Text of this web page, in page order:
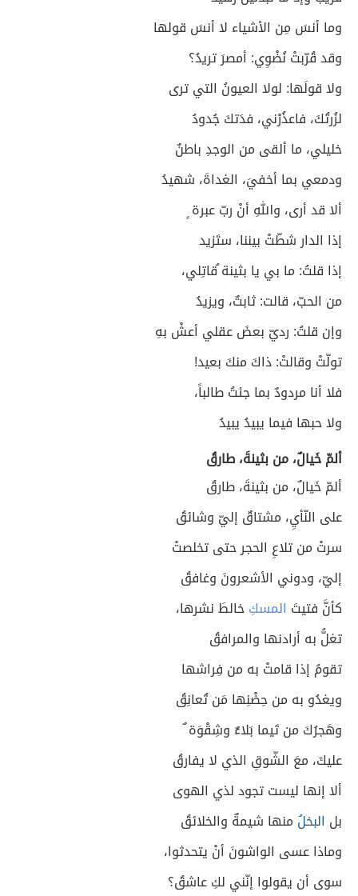
وما أنسَ مِن الأشياء لا أنسَ قولها
وقد قُرّبتْ نُضْوِي: أمصرَ تريدُ؟
ولا قولَها: لولا العيونُ التي ترى
لزُرتُكَ، فاعذُرْني، فدَتكَ جُدودُ
خليلي، ما ألقى من الوجدِ باطنٌ
ودمعي بما أخفيَ، الغداةَ، شهيدُ
ألا قد أرى، واللهِ أنْ ربّ عبرة ٍ
إذا الدار شطّتْ بيننا، ستَزيد
إذا قلتُ: ما بي يا بثينة ُقاتِلي،
من الحبّ، قالت: ثابتٌ، ويزيدُ
وإن قلتُ: رديّ بعضَ عقلي أعشْ بهِ
تولّتْ وقالتْ: ذاكَ منكَ بعيد!
فلا أنا مردودٌ بما جئتُ طالباً،
ولا حبها فيما يبيدُ يبيدُ
ألمّ خَيالٌ، من بثينةَ، طارقُ
ألمّ خَيالٌ، من بثينةَ، طارقُ
على النّأيِ، مشتاقٌ إليّ وشائقُ
سرتْ من تلاعِ الحجر حتى تخلصتْ
إليّ، ودوني الأشعرونَ وغافقُ
كأنَّ فتيتَ المسكِخالطَ نشرها،
تغلُّ به أرادنها والمرافقُ
تقومُ إذا قامتْ به من فِراشها
ويغدُو به من حِضْنِها مَن تُعانِقُ
وهَجرُكَ من تَيما بَلاءٌ وشِقْوَة ٌ
عليكَ، معَ الشّوقِ الذي لا يفارقُ
ألا إنها ليست تجود لذي الهوى
بل البخلُ منها شيمةٌ والخلائقُ
وماذا عسى الواشونَ أنْ يتحدثوا،
سوى أن يقولوا إنّني لكِ عاشقُ؟